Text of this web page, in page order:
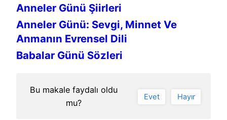
Anneler Günü Şiirleri
Anneler Günü: Sevgi, Minnet Ve
Anmanın Evrensel Dili
Babalar Günü Sözleri
Bu makale faydalı oldu
mu?
Evet Hayır